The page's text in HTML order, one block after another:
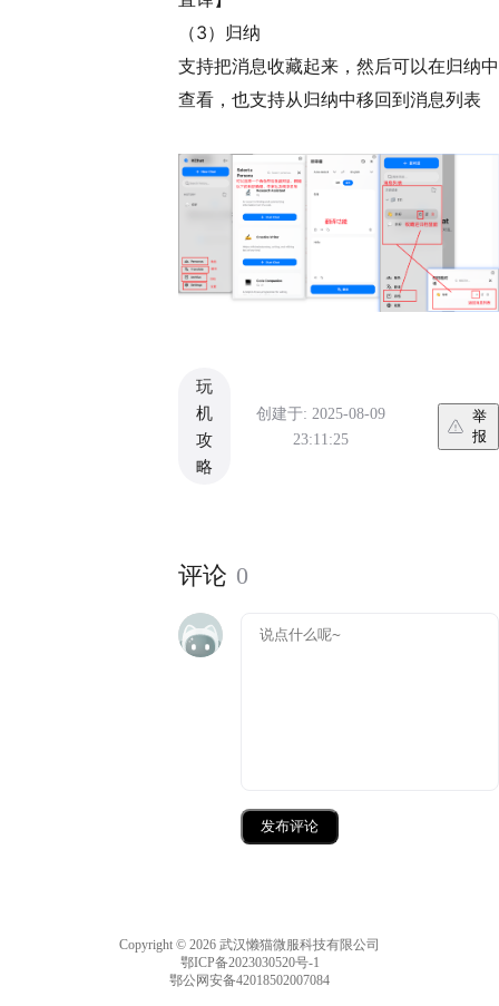
（3）归纳
支持把消息收藏起来，然后可以在归纳中
查看，也支持从归纳中移回到消息列表
玩
机
攻
略
创建于: 2025-08-09
23:11:25
举
报
评论 0
发布评论
Copyright © 2026 武汉懒猫微服科技有限公司
鄂ICP备2023030520号-1
鄂公网安备42018502007084